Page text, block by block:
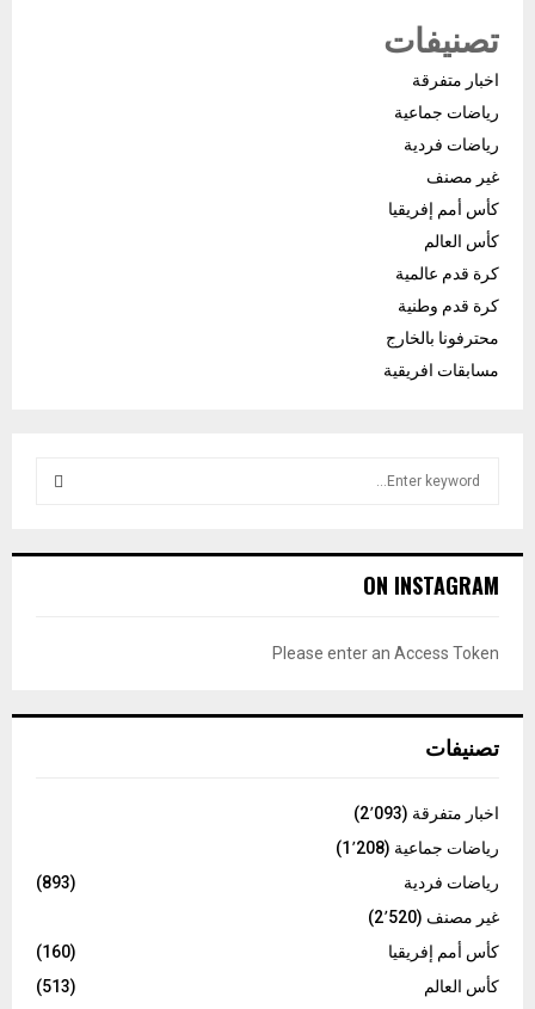
تصنيفات
اخبار متفرقة
رياضات جماعية
رياضات فردية
غير مصنف
كأس أمم إفريقيا
كأس العالم
كرة قدم عالمية
كرة قدم وطنية
محترفونا بالخارج
مسابقات افريقية
h
C
ON INSTAGRAM
Please enter an Access Token
تصنيفات
اخبار متفرقة (2٬093)
رياضات جماعية (1٬208)
رياضات فردية
(893)
غير مصنف (2٬520)
كأس أمم إفريقيا
(160)
كأس العالم
(513)